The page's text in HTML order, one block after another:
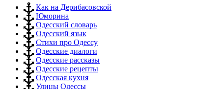
Как на Дерибасовской
Юморина
Одесский словарь
Одесский язык
Стихи про Одессу
Одесские диалоги
Одесские рассказы
Одесские рецепты
Одесская кухня
Улицы Одессы